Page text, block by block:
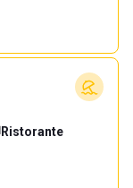
Ristorante